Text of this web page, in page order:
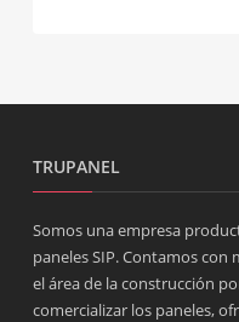
TRUPANEL
Somos una empresa
paneles SIP. Contamos con
el área de la construcción
comercializar los paneles,